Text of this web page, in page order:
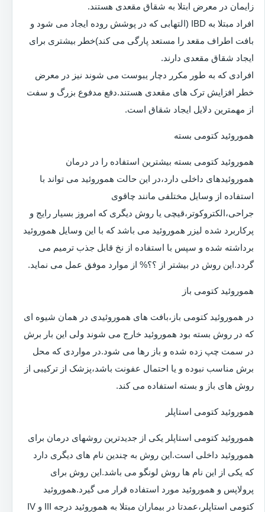
زایمان در معرض ابتلا به شقاق مقعدی هستند.
افراد مبتلا به IBD (التهابی که در پوشش روده ایجاد می شود و
بافت اطراف مقعد را مستعد پارگی می کند)خطر بیشتری برای
ایجاد شقاق مقعدی دارند.
افرادی که به طور مکرر دچار یبوست می شوند نیز در معرض
خطر افزایش ترک های مقعدی هستند.دفع مدفوع بزرگ و سفت
از مهمترین دلایل ایجاد شقاق است.
هموروئید کتومی بسته
هموروئید کتومی بسته بیشترین استفاده را در درمان
هموروئیدهای داخلی دارد،در این حالت هموروئید می تواند با
استفاده از وسایل مختلفی مانند چاقوی
جراحی،الکتروکوتر،قیچی یا روش دیگری که امروز بسیار رایج و
پرکاربرد شده لیزر هموروئید می باشد که با این وسایل هموروئید
برداشته شده و سپس با استفاده از نخ قابل جذب ترمیم می
گردد.این روش در بیشتر از ؟؟% از موارد موفق عمل می نماید.
هموروئید کتومی باز
در هموروئید کتومی باز،بافت های هموروئیدی در همان شیوه ای
که در روش بسته بود هموروئید خارج می شوند ولی این بار برش
در سمت چپ زده شده و باز رها می شود.در مواردی که محل
برش مناسب نبوده و یا احتمال عفونت باشد،پزشک از ترکیبی از
روش های باز و بسته استفاده می کند.
هموروئید کتومی استاپلر
هموروئید کتومی استاپلر یکی از جدیدترین روشهای درمان برای
هموروئید داخلی است.این روش به چندین نام های دیگری دارد
که یکی از این نام ها روش لونگو می باشد.این روش برای
پرولاپس و هموروئید مورد استفاده قرار می گیرد.هموروئید
کتومی استاپلر،عمدتا در بیماران مبتلا به هموروئید درجه III و IV